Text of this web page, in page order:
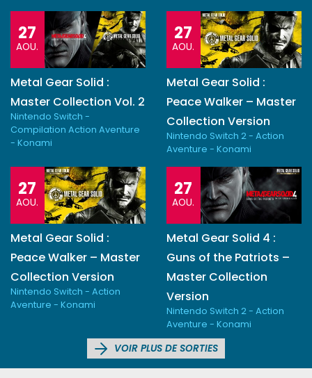
27
AOU.
Metal Gear Solid :
Master Collection Vol. 2
Nintendo Switch -
Compilation Action Aventure
- Konami
27
AOU.
Metal Gear Solid :
Peace Walker – Master
Collection Version
Nintendo Switch 2 - Action
Aventure - Konami
27
AOU.
Metal Gear Solid :
Peace Walker – Master
Collection Version
Nintendo Switch - Action
Aventure - Konami
27
AOU.
Metal Gear Solid 4 :
Guns of the Patriots –
Master Collection
Version
Nintendo Switch 2 - Action
Aventure - Konami
VOIR PLUS DE SORTIES